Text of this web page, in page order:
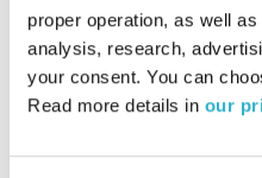
proper operation, as well
analysis, research,
your consent. You can
Read more details in ourלשיחות קצרות שמעניקות